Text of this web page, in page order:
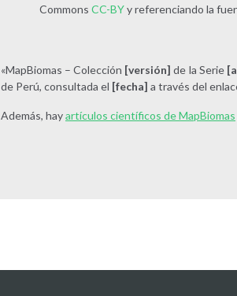
Commons CC-BYy referenciando la
«MapBiomas – Colección [versión] de la Serie
de Perú, consultada el [fecha] a través del
Además, hayartículos científicos de MapBiomas